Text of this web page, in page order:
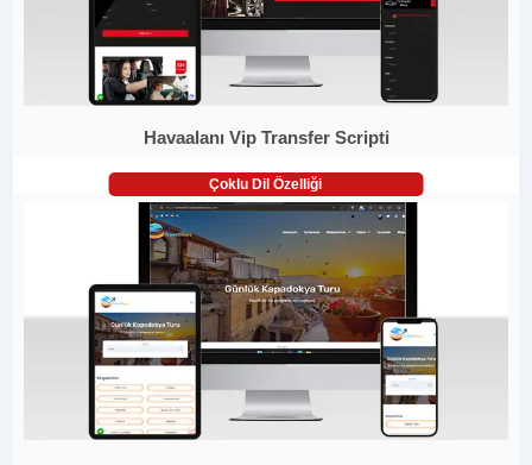
Havaalanı Vip Transfer Scripti
Çoklu Dil Özelliği